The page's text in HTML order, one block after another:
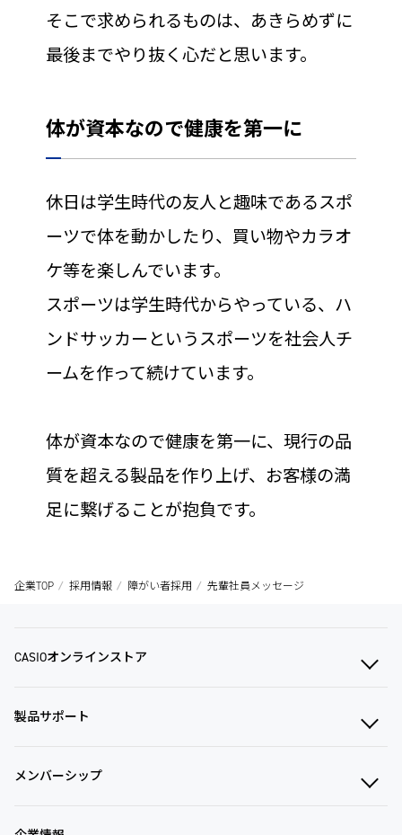
そこで求められるものは、あきらめずに
最後までやり抜く心だと思います。
体が資本なので健康を第一に
休日は学生時代の友人と趣味であるスポ
ーツで体を動かしたり、買い物やカラオ
ケ等を楽しんでいます。
スポーツは学生時代からやっている、ハ
ンドサッカーというスポーツを社会人チ
ームを作って続けています。
体が資本なので健康を第一に、現行の品
質を超える製品を作り上げ、お客様の満
足に繋げることが抱負です。
企業TOP 採用情報 障がい者採用 先輩社員メッセージ
CASIOオンラインストア
製品サポート
メンバーシップ